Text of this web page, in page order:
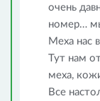
очень
номер…
Меха нас
Тут нам
меха,
Все